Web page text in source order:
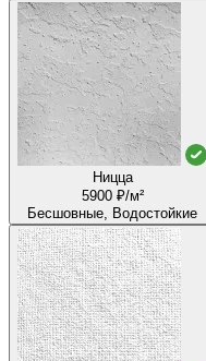
Ницца
5900 ₽/м²
Бесшовные, Водостойкие